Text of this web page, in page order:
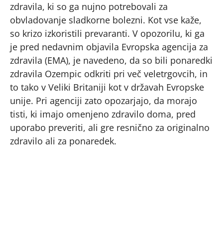
zdravila, ki so ga nujno potrebovali za
obvladovanje sladkorne bolezni. Kot vse kaže,
so krizo izkoristili prevaranti. V opozorilu, ki ga
je pred nedavnim objavila Evropska agencija za
zdravila (EMA), je navedeno, da so bili ponaredki
zdravila Ozempic odkriti pri več veletrgovcih, in
to tako v Veliki Britaniji kot v državah Evropske
unije. Pri agenciji zato opozarjajo, da morajo
tisti, ki imajo omenjeno zdravilo doma, pred
uporabo preveriti, ali gre resnično za originalno
zdravilo ali za ponaredek.